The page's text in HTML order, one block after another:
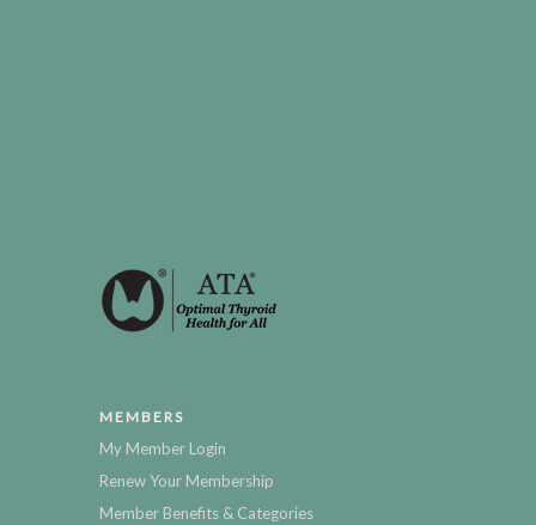
MEMBERS
My Member Login
Renew Your Membership
Member Benefits & Categories